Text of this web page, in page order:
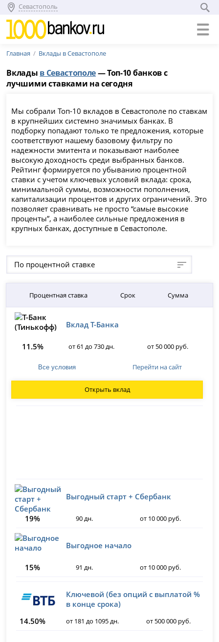
Севастополь
Главная Вклады в Севастополе
Вклады в Севастополе— Топ-10 банков с
лучшими ставками на сегодня
Мы собрали Топ-10 вкладов в Севастополе по ставкам
в крупнейших системно значимых банках. В
подборку попадают только те предложения, которые
соответствуют нашему базовому фильтру по
надежности эмитента и показывают наиболее
высокую доходность среди выбранных банков.
Рейтинг формируется по убыванию процентной
ставки с учетом ключевых условий вклада: срока,
минимальной суммы, возможности пополнения,
капитализации процентов и других ограничений. Это
позволяет сравнивать не просто “самые высокие
проценты”, а наиболее сильные предложения в
крупных банках, доступные в Севастополе.
По процентной ставке
Процентная ставка Срок Сумма
Вклад Т-Банка
11.5% от 61 до 730 дн. от 50 000 руб.
Все условия Перейти на сайт
Открыть вклад
Выгодный старт + Сбербанк
19% 90 дн. от 10 000 руб.
Выгодное начало
15% 91 дн. от 10 000 руб.
Ключевой (без опций с выплатой %
в конце срока)
14.50%
от 181 до 1095 дн. от 500 000 руб.